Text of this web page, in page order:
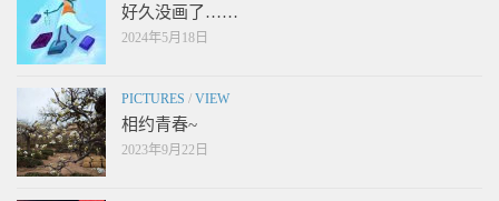
好久没画了……
2024年5月18日
PICTURES / VIEW
相约青春~
2023年9月22日